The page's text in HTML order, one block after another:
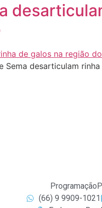
Sema desarticulam
Programação
(66) 9 9909-1021